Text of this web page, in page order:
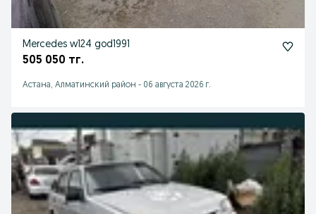
Mercedes w124 god1991
505 050 тг.
Астана, Алматинский район - 06 августа 2026 г.